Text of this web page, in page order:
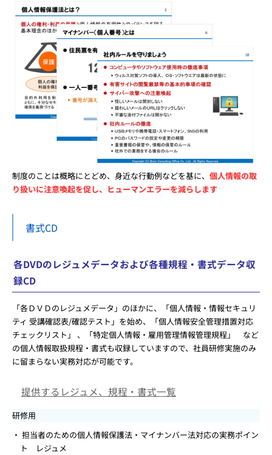
制度のことは概略にとどめ、身近な行動例などを基に、 個人情報の取
り扱いに注意喚起を促し、ヒューマンエラーを減らします
書式CD
各DVDのレジュメデータおよび各種規程・書式データ収
録CD
「各ＤＶＤのレジュメデータ」のほかに、「個人情報・情報セキュリ
ティ 受講確認表/確認テスト」を始め、「個人情報安全管理措置対応
チェックリスト」 、「特定個人情報・雇用管理情報管理規程」 など
の個人情報取扱規程・書式も収録していますので、社員研修実施のみ
に留まらない実務対応が可能です。
提供するレジュメ、規程・書式一覧
研修用
担当者のための個人情報保護法・マイナンバー法対応の実務ポイン
ト レジュメ